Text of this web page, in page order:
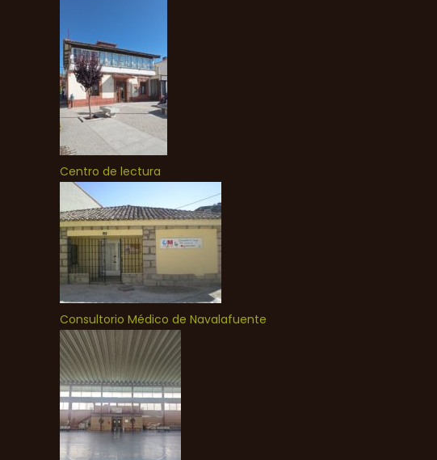
Centro de lectura
Consultorio Médico de Navalafuente